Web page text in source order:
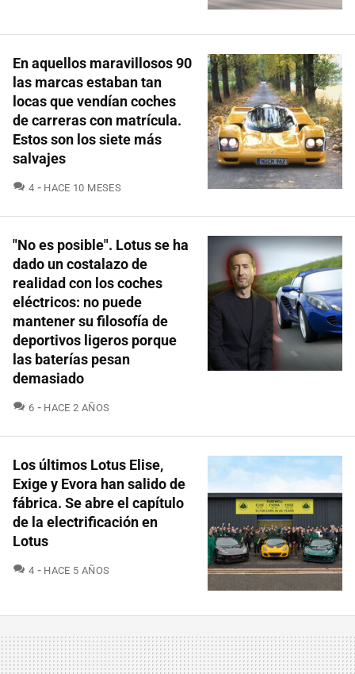
En aquellos maravillosos 90
las marcas estaban tan
locas que vendían coches
de carreras con matrícula.
Estos son los siete más
salvajes
4 COMENTARIOS
HACE 10 MESES
"No es posible". Lotus se ha
dado un costalazo de
realidad con los coches
eléctricos: no puede
mantener su filosofía de
deportivos ligeros porque
las baterías pesan
demasiado
6 COMENTARIOS
HACE 2 AÑOS
Los últimos Lotus Elise,
Exige y Evora han salido de
fábrica. Se abre el capítulo
de la electrificación en
Lotus
4 COMENTARIOS
HACE 5 AÑOS